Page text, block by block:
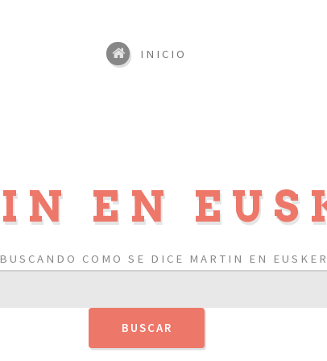
EN
COMO SE DICE MARTIN EN
INICIO